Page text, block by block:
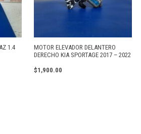
1.4
MOTOR ELEVADOR DELANTERO
DERECHO KIA SPORTAGE 2017 – 2022
$1,900.00